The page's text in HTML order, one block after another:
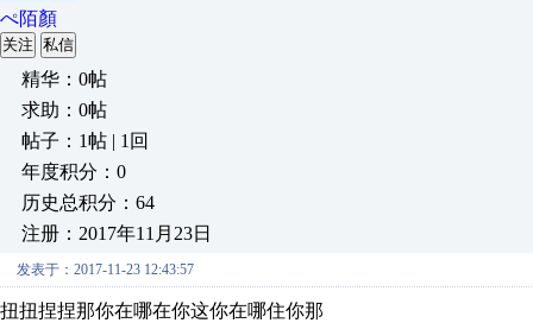
ぺ陌顏
关注 私信
精华：0帖
求助：0帖
帖子：1帖 | 1回
年度积分：0
历史总积分：64
注册：2017年11月23日
发表于：2017-11-23 12:43:57
扭扭捏捏那你在哪在你这你在哪住你那